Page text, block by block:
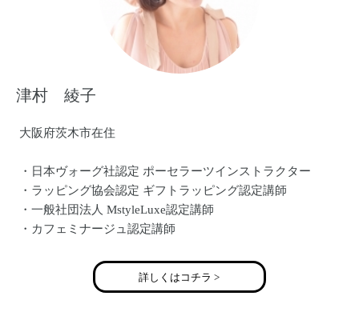
津村 綾子
大阪府茨木市在住
・日本ヴォーグ社認定 ポーセラーツインストラクター
・ラッピング協会認定 ギフトラッピング認定講師
・一般社団法人 MstyleLuxe認定講師
・カフェミナージュ認定講師
詳しくはコチラ >